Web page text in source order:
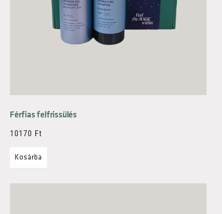
Férfias felfrissülés
10170 Ft
Kosárba